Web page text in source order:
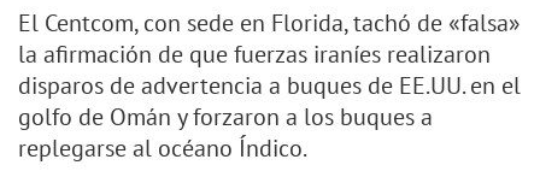
El Centcom, con sede en Florida, tachó de «falsa»
la afirmación de que fuerzas iraníes realizaron
disparos de advertencia a buques de EE.UU. en el
golfo de Omán y forzaron a los buques a
replegarse al océano Índico.